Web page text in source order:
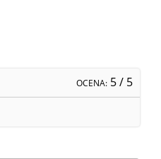
OCENA: 5/ 5